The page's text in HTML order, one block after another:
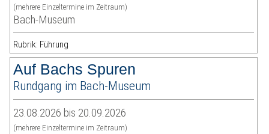
(mehrere Einzeltermine im Zeitraum)
Bach-Museum
Rubrik: Führung
Auf Bachs Spuren
Rundgang im Bach-Museum
23.08.2026 bis 20.09.2026
(mehrere Einzeltermine im Zeitraum)